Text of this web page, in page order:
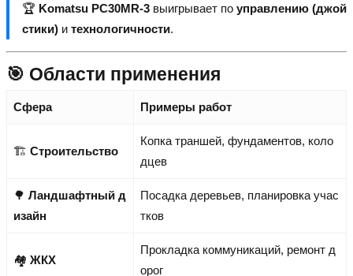
🏆 Komatsu PC30MR-3 выигрывает по управлению (джой
стики) и технологичности.
🎯 Области применения
Сфера Примеры работ
🏗️ Строительство
Копка траншей, фундаментов, коло
дцев
🌳 Ландшафтный д
изайн
Посадка деревьев, планировка учас
тков
🏘️ ЖКХ
Прокладка коммуникаций, ремонт д
орог